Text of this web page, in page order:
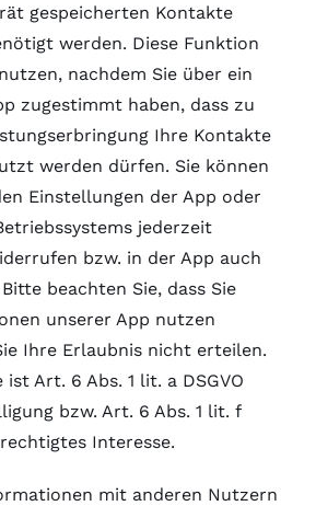
gespeicherten Kontakte
werden. Diese Funktion
nachdem Sie über ein
zugestimmt haben, dass zu
Ihre Kontakte
werden dürfen. Sie können
Einstellungen der App oder
jederzeit
bzw. in der App auch
beachten Sie, dass Sie
unserer App nutzen
Ihre Erlaubnis nicht erteilen.
Art. 6 Abs. 1 lit. a DSGVO
bzw. Art. 6 Abs. 1 lit. f
Interesse.
mit anderen Nutzern